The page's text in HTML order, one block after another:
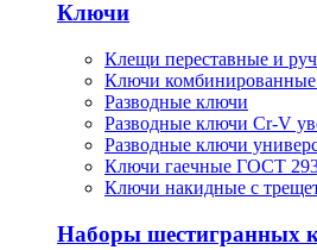
Ключи
Клещи переставные и
Ключи
Разводные ключи
Разводные ключи Cr-V
Разводные ключи
Ключи гаечные ГОСТ
Ключи накидные с
Наборы шестигранных